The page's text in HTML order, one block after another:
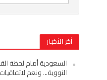
أخر الأخبار
السعودية أمام لحظة
النووية… ونعم